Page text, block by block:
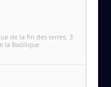
de la fin des terres , 3
la Basilique